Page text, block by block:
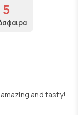
5
and tasty!